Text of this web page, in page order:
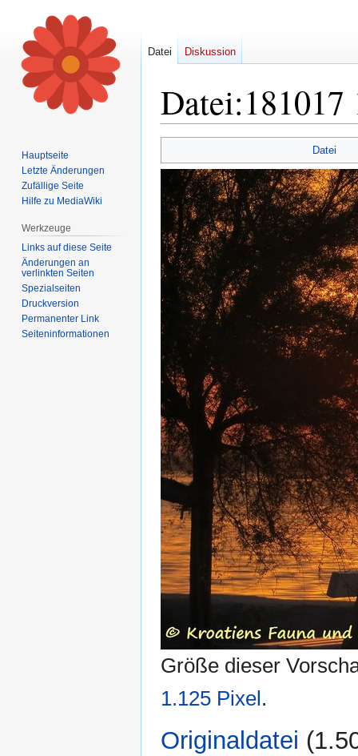
Datei:
Navigation
springen
Suche
springen
Datei
Größe dieser
1.125 Pixel.
Originaldatei
Datei Diskussion
Hauptseite
Letzte Änderungen
Zufällige Seite
Hilfe zu MediaWiki
Werkzeuge
Links auf diese Seite
Änderungen an
verlinkten Seiten
Spezialseiten
Druckversion
Permanenter Link
Seiten­informationen